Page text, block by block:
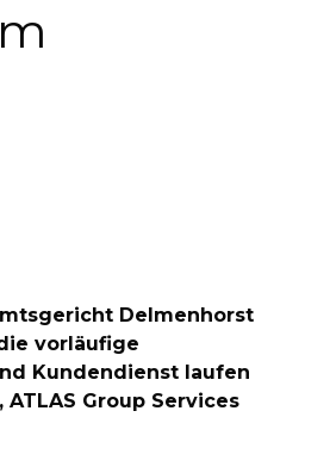
Delmenhorst
vorläufige
Kundendienst laufen
ATLAS Group Services